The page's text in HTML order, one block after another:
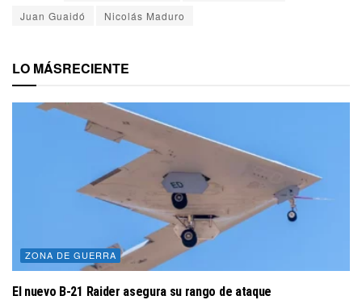
Juan Guaidó
Nicolás Maduro
LO MÁSRECIENTE
ZONA DE GUERRA
El nuevo B-21 Raider asegura su rango de ataque